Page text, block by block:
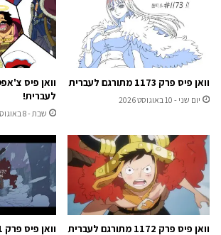
וואן פיס פרק 1173 מתורגם לעברית
יום שני - 10 באוגוסט 2026
לעברית!
שבת - 8 באוגוסט 2026
וואן פיס פרק 1172 מתורגם לעברית
וואן פיס פרק 1171 מתורגם לעברית